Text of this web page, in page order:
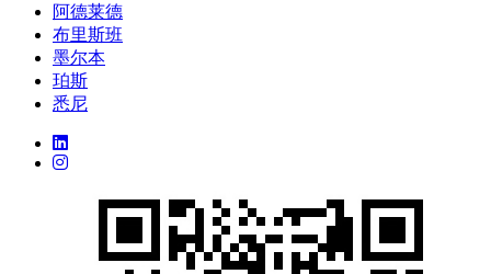
阿德莱德
布里斯班
墨尔本
珀斯
悉尼